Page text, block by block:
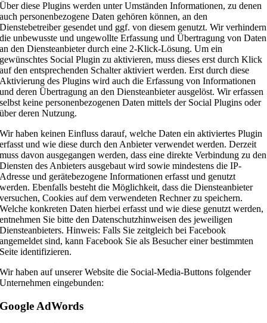
Über diese Plugins werden unter Umständen Informationen, zu denen
auch personenbezogene Daten gehören können, an den
Dienstebetreiber gesendet und ggf. von diesem genutzt. Wir verhindern
die unbewusste und ungewollte Erfassung und Übertragung von Daten
an den Diensteanbieter durch eine 2-Klick-Lösung. Um ein
gewünschtes Social Plugin zu aktivieren, muss dieses erst durch Klick
auf den entsprechenden Schalter aktiviert werden. Erst durch diese
Aktivierung des Plugins wird auch die Erfassung von Informationen
und deren Übertragung an den Diensteanbieter ausgelöst. Wir erfassen
selbst keine personenbezogenen Daten mittels der Social Plugins oder
über deren Nutzung.
Wir haben keinen Einfluss darauf, welche Daten ein aktiviertes Plugin
erfasst und wie diese durch den Anbieter verwendet werden. Derzeit
muss davon ausgegangen werden, dass eine direkte Verbindung zu den
Diensten des Anbieters ausgebaut wird sowie mindestens die IP-
Adresse und gerätebezogene Informationen erfasst und genutzt
werden. Ebenfalls besteht die Möglichkeit, dass die Diensteanbieter
versuchen, Cookies auf dem verwendeten Rechner zu speichern.
Welche konkreten Daten hierbei erfasst und wie diese genutzt werden,
entnehmen Sie bitte den Datenschutzhinweisen des jeweiligen
Diensteanbieters. Hinweis: Falls Sie zeitgleich bei Facebook
angemeldet sind, kann Facebook Sie als Besucher einer bestimmten
Seite identifizieren.
Wir haben auf unserer Website die Social-Media-Buttons folgender
Unternehmen eingebunden:
Google AdWords